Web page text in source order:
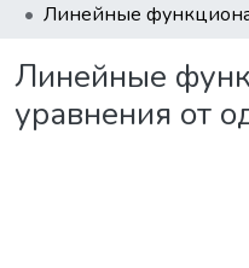
Линейные
уравнения от